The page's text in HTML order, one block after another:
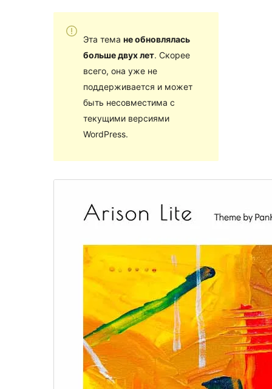
Эта тема не обновлялась
больше двух лет. Скорее
всего, она уже не
поддерживается и может
быть несовместима с
текущими версиями
WordPress.